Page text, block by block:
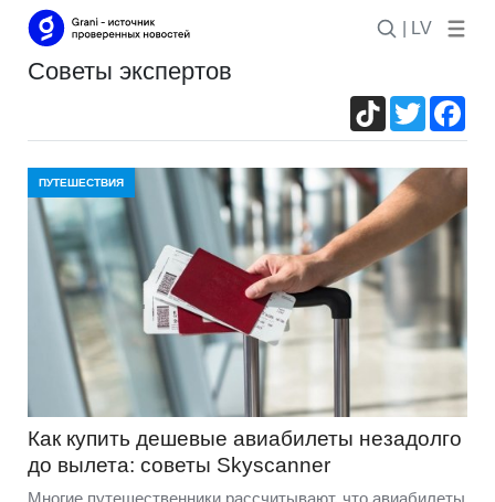
| LV
советы экспертов
TikTokTwitter
ПУТЕШЕСТВИЯ
Как купить дешевые авиабилеты незадолго
до вылета: советы Skyscanner